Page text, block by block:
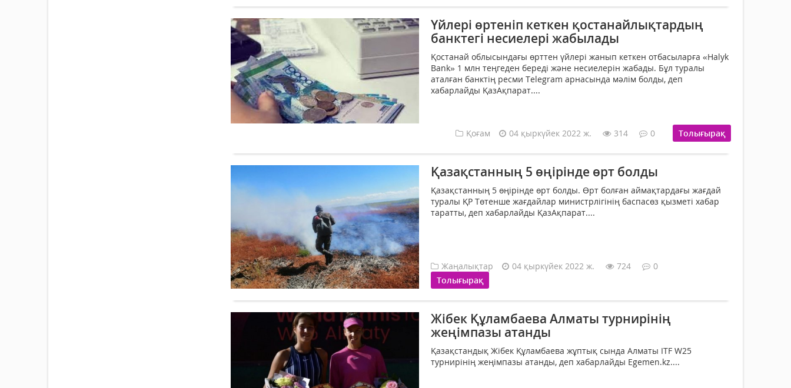
Үйлері өртеніп кеткен қостанайлықтардың
банктегі несиелері жабылады
Қостанай облысындағы өрттен үйлері жанып кеткен отбасыларға «Halyk
Bank» 1 млн теңгеден береді және несиелерін жабады. Бұл туралы
аталған банктің ресми Тelegram арнасында мәлім болды, деп
хабарлайды ҚазАқпарат....
Қоғам 04 қыркүйек 2022 ж. 314 0 Толығырақ
Қазақстанның 5 өңірінде өрт болды
Қазақстанның 5 өңірінде өрт болды. Өрт болған аймақтардағы жағдай
туралы ҚР Төтенше жағдайлар министрлігінің баспасөз қызметі хабар
таратты, деп хабарлайды ҚазАқпарат....
Жаңалықтар 04 қыркүйек 2022 ж. 724
0
Толығырақ
Жібек Құламбаева Алматы турнирінің
жеңімпазы атанды
Қазақстандық Жібек Құламбаева жұптық сында Алматы ITF W25
турнирінің жеңімпазы атанды, деп хабарлайды Egemen.kz....